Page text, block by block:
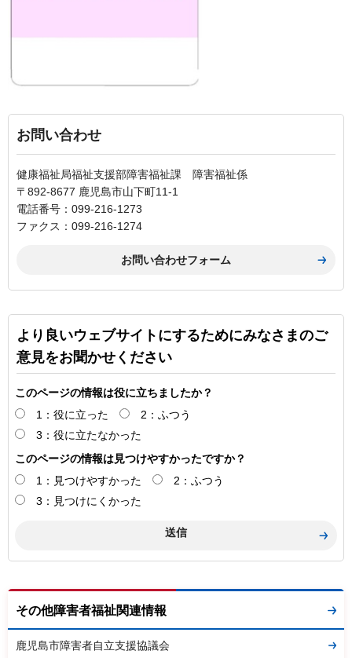
お問い合わせ
健康福祉局福祉支援部障害福祉課 障害福祉係
〒892-8677 鹿児島市山下町11-1
電話番号：099-216-1273
ファクス：099-216-1274
より良いウェブサイトにするためにみなさまのご
意見をお聞かせください
このページの情報は役に立ちましたか？
1：役に立った
2：ふつう
3：役に立たなかった
このページの情報は見つけやすかったですか？
1：見つけやすかった
2：ふつう
3：見つけにくかった
その他障害者福祉関連情報
鹿児島市障害者自立支援協議会